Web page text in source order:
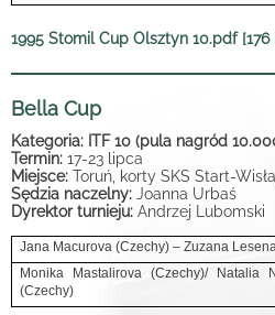
1995 Stomil Cup Olsztyn 10.pdf [176
Bella Cup
Kategoria: ITF 10 (pula nagród
Termin: 17-23 lipca
Miejsce: Toruń, korty SKS Start-
Sędzia naczelny: Joanna Urbaś
Dyrektor turnieju: Andrzej Lubomski
Jana Macurova (Czechy) – Zuzana
Monika Mastalirova (Czechy)/ Natalia
(Czechy)